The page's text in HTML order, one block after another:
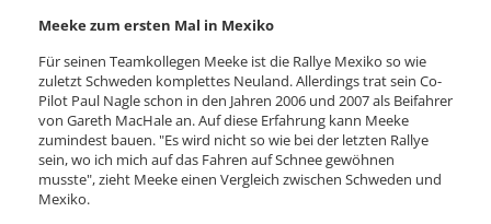
Meeke zum ersten Mal in Mexiko
Für seinen Teamkollegen Meeke ist die Rallye Mexiko so wie
zuletzt Schweden komplettes Neuland. Allerdings trat sein Co-
Pilot Paul Nagle schon in den Jahren 2006 und 2007 als Beifahrer
von Gareth MacHale an. Auf diese Erfahrung kann Meeke
zumindest bauen. "Es wird nicht so wie bei der letzten Rallye
sein, wo ich mich auf das Fahren auf Schnee gewöhnen
musste", zieht Meeke einen Vergleich zwischen Schweden und
Mexiko.